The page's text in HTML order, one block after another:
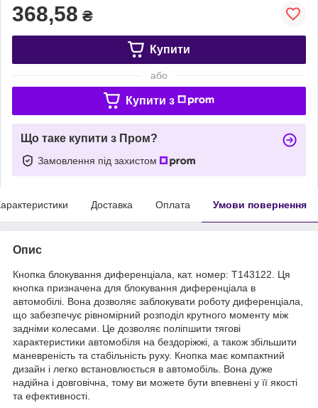
368,58 ₴
Купити
або
Купити з
Що таке купити з Пром?
Замовлення під захистом
Доставка Оплата Умови повернення
Опис
Кнопка блокування диференціала, кат. номер: T143122. Ця
кнопка призначена для блокування диференціала в
автомобілі. Вона дозволяє заблокувати роботу диференціала,
що забезпечує рівномірний розподіл крутного моменту між
задніми колесами. Це дозволяє поліпшити тягові
характеристики автомобіля на бездоріжжі, а також збільшити
маневреність та стабільність руху. Кнопка має компактний
дизайн і легко встановлюється в автомобіль. Вона дуже
надійна і довговічна, тому ви можете бути впевнені у її якості
та ефективності.